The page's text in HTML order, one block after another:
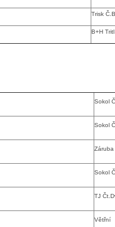
Trisk
B+H
Sokol
Sokol
Sokol
TJ
Větřní